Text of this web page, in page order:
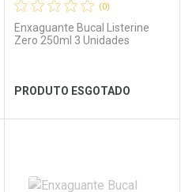
Ver Desconto Convênio
(0)
Enxaguante Bucal Listerine
Zero 250ml 3 Unidades
PRODUTO ESGOTADO
Laboratório
Por Menos